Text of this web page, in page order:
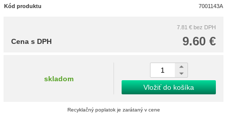
Kód produktu 7001143A
7.81 € bez DPH
9.60 €
Cena s DPH
skladom
Vložiť do košíka
Recyklačný poplatok je zarátaný v cene